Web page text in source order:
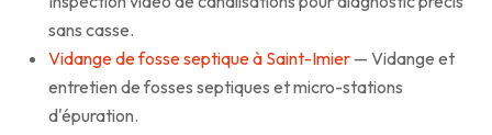
sans casse.
Vidange de fosse septique à Saint-Imier — Vidange et
entretien de fosses septiques et micro-stations
d'épuration.